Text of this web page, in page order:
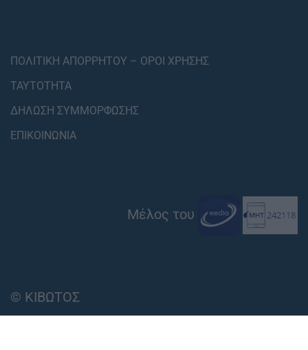
ΠΟΛΙΤΙΚΗ ΑΠΟΡΡΗΤΟΥ – ΟΡΟΙ ΧΡΗΣΗΣ
ΤΑΥΤΟΤΗΤΑ
ΔΗΛΩΣΗ ΣΥΜΜΟΡΦΩΣΗΣ
ΕΠΙΚΟΙΝΩΝΙΑ
Μέλος του
© ΚΙΒΩΤΟΣ